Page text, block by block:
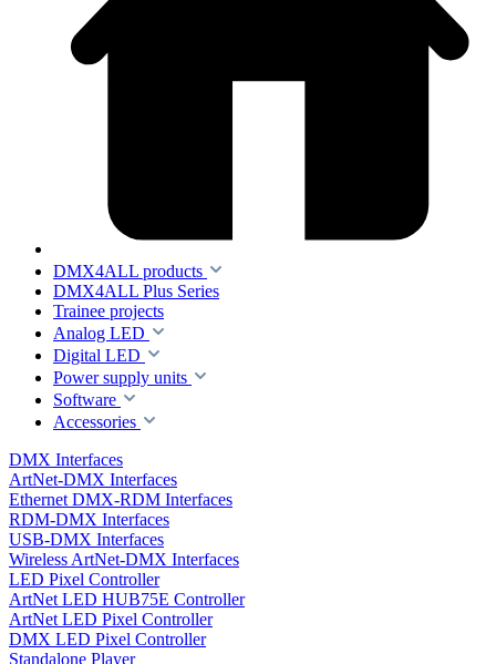
DMX4ALL products
DMX4ALL Plus Series
Trainee projects
Analog LED
Digital LED
Power supply units
Software
Accessories
DMX Interfaces
ArtNet-DMX Interfaces
Ethernet DMX-RDM Interfaces
RDM-DMX Interfaces
USB-DMX Interfaces
Wireless ArtNet-DMX Interfaces
LED Pixel Controller
ArtNet LED HUB75E Controller
ArtNet LED Pixel Controller
DMX LED Pixel Controller
Standalone Player